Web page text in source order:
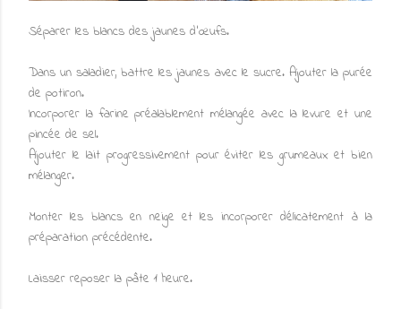
Séparer les blancs des jaunes d’œufs.
Dans un saladier, battre les jaunes avec le sucre. Ajouter la purée
de potiron.
Incorporer la farine préalablement mélangée avec la levure et une
pincée de sel.
Ajouter le lait progressivement pour éviter les grumeaux et bien
mélanger.
Monter les blancs en neige et les incorporer délicatement à la
préparation précédente.
Laisser reposer la pâte 1 heure.